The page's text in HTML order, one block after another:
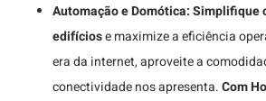
Automação e Domótica:Simplifique
edifíciose maximize a eficiência
era da internet, aproveite a
conectividade nos apresenta.Com